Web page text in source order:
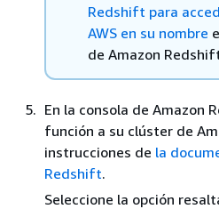
Redshift para
AWS en su nombre
de Amazon
En la consola de Amazon
función a su clúster de
instrucciones de la
Redshift.
Seleccione la opción